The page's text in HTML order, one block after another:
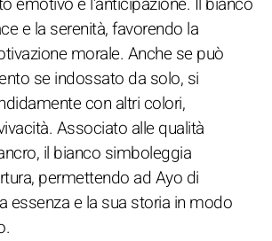
e la serenità, favorendo la
morale. Anche se può
se indossato da solo, si
con altri colori,
Associato alle qualità
il bianco simboleggia
permettendo ad Ayo di
essenza e la sua storia in modo